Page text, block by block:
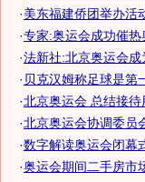
·美东福建侨团举办活
·专家:奥运会成功催
·法新社:北京奥运会
· 贝克汉姆称足球是第
·北京奥运会 总结接
·北京奥运会协调委员
·数字解读奥运会闭幕
·奥运会期间二手房市